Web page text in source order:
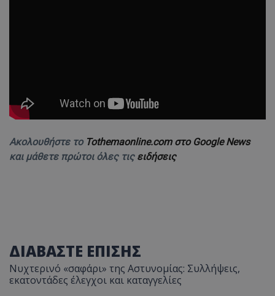
Ακολουθήστε το Tothemaonline.com στο Google News
και μάθετε πρώτοι όλες τις ειδήσεις
ΔΙΑΒΑΣΤΕ ΕΠΙΣΗΣ
Νυχτερινό «σαφάρι» της Αστυνομίας: Συλλήψεις,
εκατοντάδες έλεγχοι και καταγγελίες